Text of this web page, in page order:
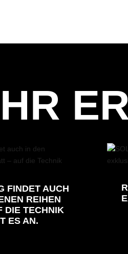
FINDET AUCH
REIHEN
DIE TECHNIK
ES AN.